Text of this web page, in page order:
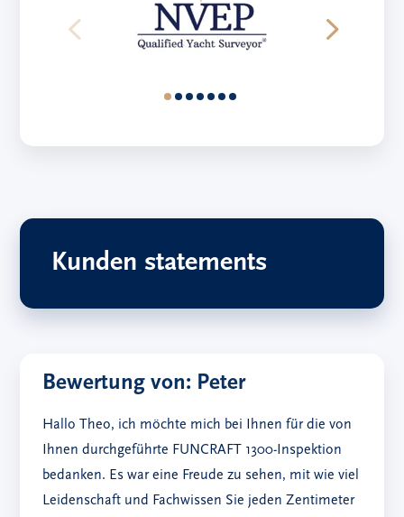
Kunden statements
Bewertung von: Peter
Hallo Theo, ich möchte mich bei Ihnen für die von
Ihnen durchgeführte FUNCRAFT 1300-Inspektion
bedanken. Es war eine Freude zu sehen, mit wie viel
Leidenschaft und Fachwissen Sie jeden Zentimeter